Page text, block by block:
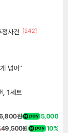
사건 [242]
넘어”
, 1세트
원 5,000
49,500원 10%